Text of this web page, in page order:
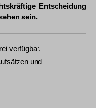
Entscheidung
sein.
verfügbar.
und